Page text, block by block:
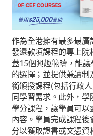
作為全港擁有最多最廣
發還款項課程的專上院
蓋15個興趣範疇，能
的選擇；並提供兼讀
銜頒授課程(包括行政
同學習需求。此外，
學分課程，讓學員可以
內容。學員完成課程
分以獲取證書或文憑資